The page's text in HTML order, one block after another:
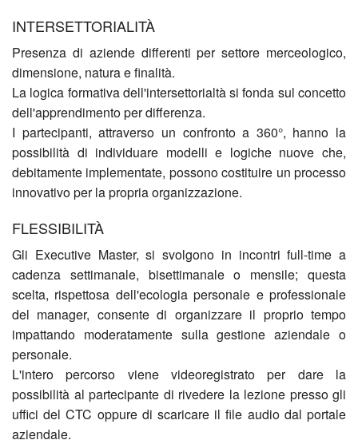
INTERSETTORIALITÀ
Presenza di aziende differenti per settore merceologico,
dimensione, natura e finalità.
La logica formativa dell'intersettorialtà si fonda sul concetto
dell'apprendimento per differenza.
I partecipanti, attraverso un confronto a 360°, hanno la
possibilità di individuare modelli e logiche nuove che,
debitamente implementate, possono costituire un processo
innovativo per la propria organizzazione.
FLESSIBILITÀ
Gli Executive Master, si svolgono in incontri full-time a
cadenza settimanale, bisettimanale o mensile; questa
scelta, rispettosa dell'ecologia personale e professionale
del manager, consente di organizzare il proprio tempo
impattando moderatamente sulla gestione aziendale o
personale.
L'intero percorso viene videoregistrato per dare la
possibilità al partecipante di rivedere la lezione presso gli
uffici del CTC oppure di scaricare il file audio dal portale
aziendale.